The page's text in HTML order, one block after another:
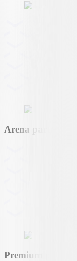
Arena partner
Premium partner